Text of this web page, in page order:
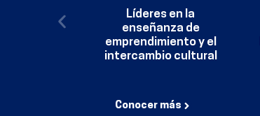
Líderes en la
enseñanza de
emprendimiento y el
intercambio cultural​
Conocer más